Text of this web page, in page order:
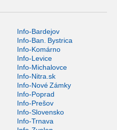
Info-Bardejov
Info-Ban. Bystrica
Info-Komárno
Info-Levice
Info-Michalovce
Info-Nitra.sk
Info-Nové Zámky
Info-Poprad
Info-Prešov
Info-Slovensko
Info-Trnava